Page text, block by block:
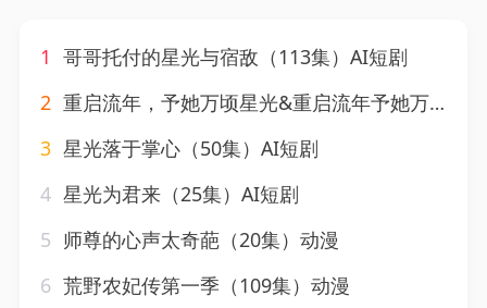
1 哥哥托付的星光与宿敌（113集）AI短剧
2 重启流年，予她万顷星光&重启流年予她万顷星光（59集）马奕骁＆邓琳钰
3 星光落于掌心（50集）AI短剧
4 星光为君来（25集）AI短剧
5 师尊的心声太奇葩（20集）动漫
6 荒野农妃传第一季（109集）动漫